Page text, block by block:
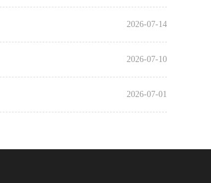
2026-07-14
2026-07-10
2026-07-01